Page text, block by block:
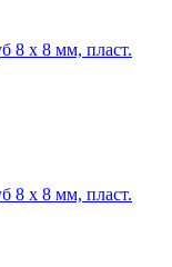
8 х 8 мм, пласт.
8 х 8 мм, пласт.